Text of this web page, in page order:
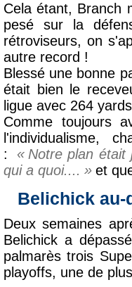
Cela étant, Branch
pesé sur la
rétroviseurs, on
autre record !
Blessé une bonne
était bien le
ligue avec 264
Comme toujours
l'individualisme,
:
Notre plan
qui a quoi....
et
Belichick au-
Deux semaines
Belichick a
palmarès trois
playoffs, une de